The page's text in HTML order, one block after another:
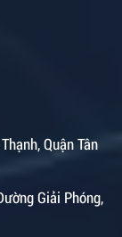
Quận Tân
Giải Phóng,